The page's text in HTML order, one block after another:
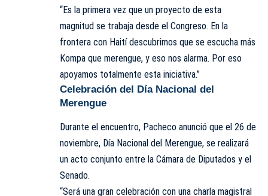
“Es la primera vez que un proyecto de esta
magnitud se trabaja desde el Congreso. En la
frontera con Haití descubrimos que se escucha más
Kompa que merengue, y eso nos alarma. Por eso
apoyamos totalmente esta iniciativa.”
Celebración del Día Nacional del
Merengue
Durante el encuentro, Pacheco anunció que el 26 de
noviembre, Día Nacional del Merengue, se realizará
un acto conjunto entre la Cámara de Diputados y el
Senado.
“Será una gran celebración con una charla magistral